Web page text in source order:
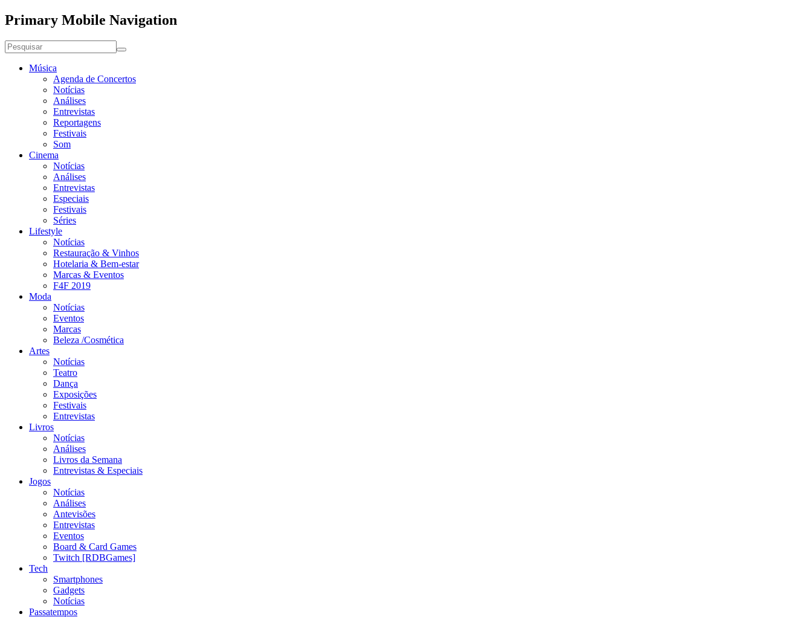
Primary Mobile Navigation
Música
Agenda de Concertos
Notícias
Análises
Entrevistas
Reportagens
Festivais
Som
Cinema
Notícias
Análises
Entrevistas
Especiais
Festivais
Séries
Lifestyle
Notícias
Restauração & Vinhos
Hotelaria & Bem-estar
Marcas & Eventos
F4F 2019
Moda
Notícias
Eventos
Marcas
Beleza /Cosmética
Artes
Notícias
Teatro
Dança
Exposições
Festivais
Entrevistas
Livros
Notícias
Análises
Livros da Semana
Entrevistas & Especiais
Jogos
Notícias
Análises
Antevisões
Entrevistas
Eventos
Board & Card Games
Twitch [RDBGames]
Tech
Smartphones
Gadgets
Notícias
Passatempos